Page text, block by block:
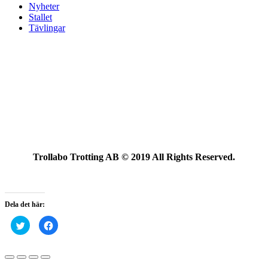
Nyheter
Stallet
Tävlingar
Trollabo Trotting AB © 2019 All Rights Reserved.
Dela det här:
Klicka
för
Twitter
Klicka
för